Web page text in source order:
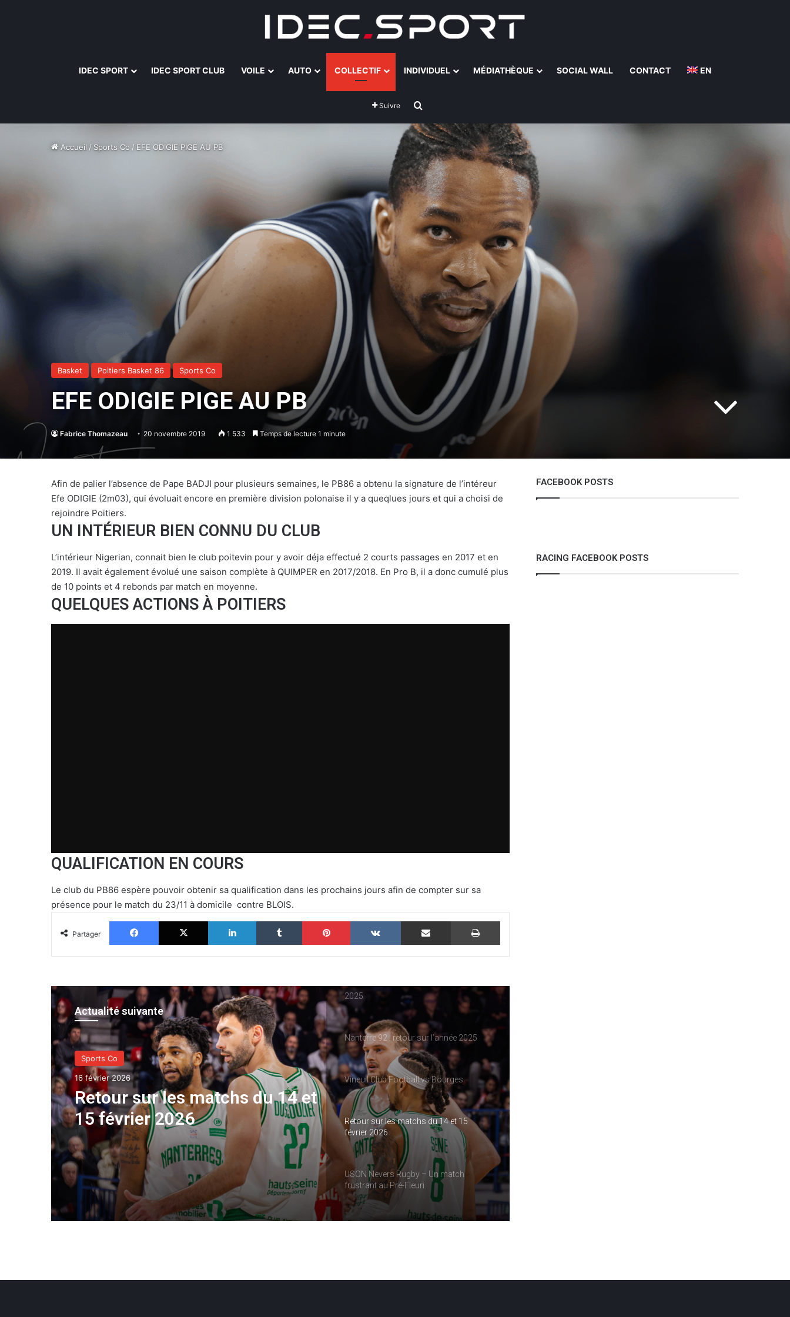
IDEC SPORT IDEC SPORT CLUB VOILE AUTO COLLECTIF INDIVIDUEL MÉDIATHÈQUE SOCIAL WALL CONTACT EN
Suivre
Accueil / Sports Co / EFE ODIGIE PIGE AU PB
Basket Poitiers Basket 86 Sports Co
EFE ODIGIE PIGE AU PB
Fabrice Thomazeau 20 novembre 2019 1 533 Temps de lecture 1 minute
Afin de palier l’absence de Pape BADJI pour plusieurs semaines, le PB86 a obtenu la signature de l’intéreur
Efe ODIGIE (2m03), qui évoluait encore en première division polonaise il y a queqlues jours et qui a choisi de
rejoindre Poitiers.
UN INTÉRIEUR BIEN CONNU DU CLUB
L’intérieur Nigerian, connait bien le club poitevin pour y avoir déja effectué 2 courts passages en 2017 et en
2019. Il avait également évolué une saison complète à QUIMPER en 2017/2018. En Pro B, il a donc cumulé plus
de 10 points et 4 rebonds par match en moyenne.
QUELQUES ACTIONS À POITIERS
QUALIFICATION EN COURS
Le club du PB86 espère pouvoir obtenir sa qualification dans les prochains jours afin de compter sur sa
présence pour le match du 23/11 à domicile contre BLOIS.
Partager
Facebook X Linkedin Tumblr Pinterest VKontakte Partager par email Imprimer
Actualité suivante
Sports Co
16 février 2026
Retour sur les matchs du 14 et
15 février 2026
frustrant au Pré-Fleuri
Nanterre 92 s’impose sur le parquet de
l’ASVEL
USON Nevers Rugby : les temps forts de
2025
Nanterre 92 : retour sur l’année 2025
Vineuil Club Football vs Bourges
Retour sur les matchs du 14 et 15
février 2026
USON Nevers Rugby – Un match
frustrant au Pré-Fleuri
USON Nevers Rugby : les temps forts de
FACEBOOK POSTS
RACING FACEBOOK POSTS